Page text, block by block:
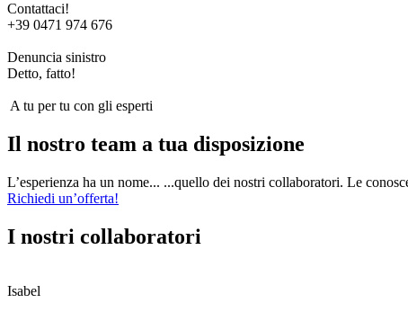
Contattaci!
+39 0471 974 676
Denuncia sinistro
Detto, fatto!
A tu per tu con gli esperti
Il nostro team a tua disposizione
L’esperienza ha un nome... ...quello dei nostri collaboratori. Le
Richiedi un’offerta!
I nostri collaboratori
Isabel